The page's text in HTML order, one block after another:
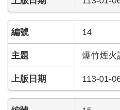
搶
救
困
地
區、
消
防
通
道
14
爆竹煙火
113-01-